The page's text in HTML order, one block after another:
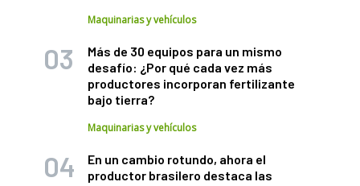
Maquinarias y vehículos
Más de 30 equipos para un mismo
desafío: ¿Por qué cada vez más
productores incorporan fertilizante
bajo tierra?
Maquinarias y vehículos
En un cambio rotundo, ahora el
productor brasilero destaca las